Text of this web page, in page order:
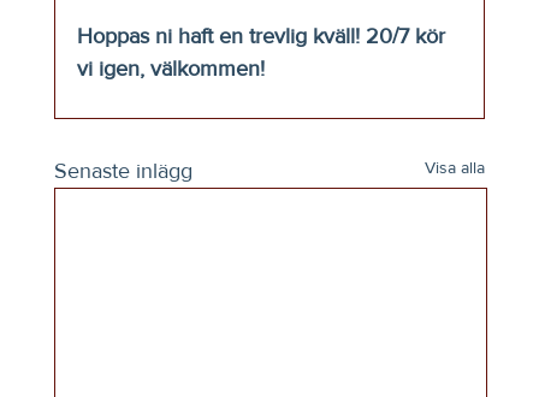
Hoppas ni haft en trevlig kväll! 20/7 kör
vi igen, välkommen!
Senaste inlägg Visa alla